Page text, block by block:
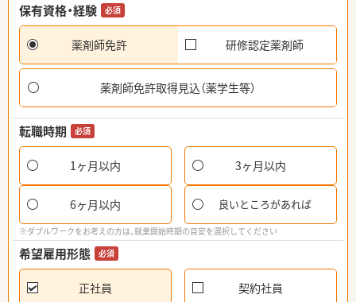
保有資格・経験
必須
薬剤師免許 研修認定薬剤師
薬剤師免許取得見込（薬学生等）
転職時期 必須
1ヶ月以内 3ヶ月以内
6ヶ月以内 良いところがあれば
※ダブルワークをお考えの方は、就業開始時期の目安を選択してください
希望雇用形態 必須
正社員 契約社員